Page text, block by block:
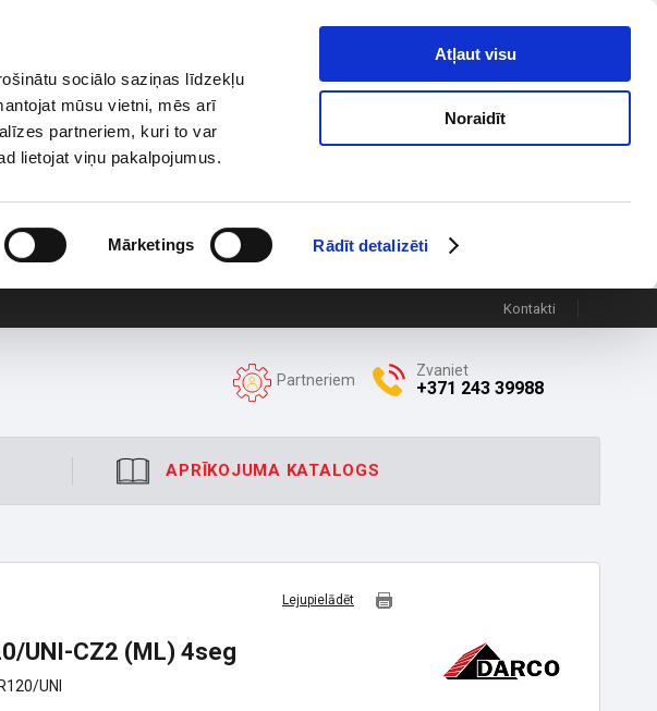
sociālo saziņas līdzekļu
mūsu vietni, mēs arī
partneriem, kuri to var
lietojat viņu pakalpojumus.
Mārketings Rādīt detalizēti
Atļaut visu
Noraidīt
Kontakti
Partneriem
Zvaniet
+371 243 39988
APRĪKOJUMA KATALOGS
Lejupielādēt
UNI-CZ2 (ML) 4seg
UNI